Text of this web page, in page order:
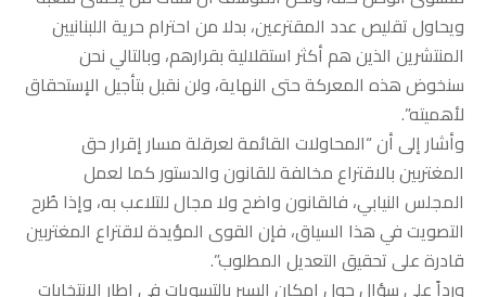
ويحاول تقليص عدد المقترعين، بدلا من احترام حرية اللبنانيين
المنتشرين الذين هم أكثر استقلالية بقرارهم، وبالتالي نحن
سنخوض هذه المعركة حتى النهاية، ولن نقبل بتأجيل الإستحقاق
لأهميته”.
وأشار إلى أن “المحاولات القائمة لعرقلة مسار إقرار حق
المغتربين بالاقتراع مخالفة للقانون والدستور كما لعمل
المجلس النيابي، فالقانون واضح ولا مجال للتلاعب به، وإذا طُرح
التصويت في هذا السياق، فإن القوى المؤيدة لاقتراع المغتربين
قادرة على تحقيق التعديل المطلوب”.
ورداً على سؤال حول إمكان السير بالتسويات في إطار الإنتخابات